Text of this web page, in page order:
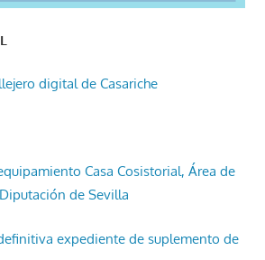
digital de Casariche
Casa Cosistorial, Área de
de Sevilla
expediente de suplemento de